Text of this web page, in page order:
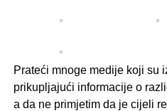
Prateći mnoge medije koji su
prikupljajući informacije o
a da ne primjetim da je cijeli